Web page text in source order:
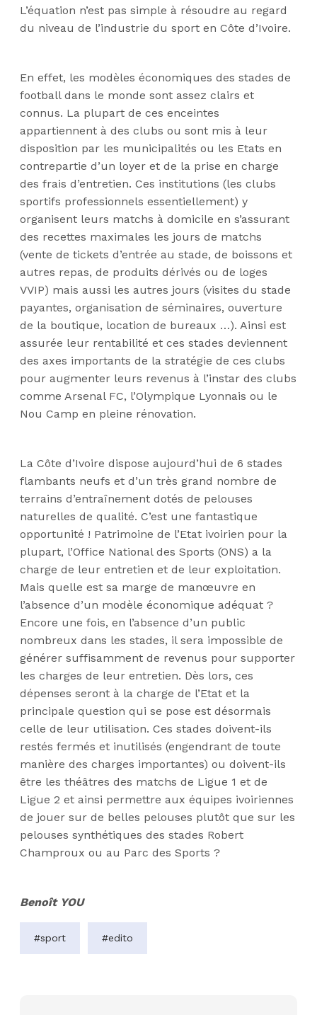
L’équation n’est pas simple à résoudre au regard
du niveau de l’industrie du sport en Côte d’Ivoire.
En effet, les modèles économiques des stades de
football dans le monde sont assez clairs et
connus. La plupart de ces enceintes
appartiennent à des clubs ou sont mis à leur
disposition par les municipalités ou les Etats en
contrepartie d’un loyer et de la prise en charge
des frais d’entretien. Ces institutions (les clubs
sportifs professionnels essentiellement) y
organisent leurs matchs à domicile en s’assurant
des recettes maximales les jours de matchs
(vente de tickets d’entrée au stade, de boissons et
autres repas, de produits dérivés ou de loges
VVIP) mais aussi les autres jours (visites du stade
payantes, organisation de séminaires, ouverture
de la boutique, location de bureaux …). Ainsi est
assurée leur rentabilité et ces stades deviennent
des axes importants de la stratégie de ces clubs
pour augmenter leurs revenus à l’instar des clubs
comme Arsenal FC, l’Olympique Lyonnais ou le
Nou Camp en pleine rénovation.
La Côte d’Ivoire dispose aujourd’hui de 6 stades
flambants neufs et d’un très grand nombre de
terrains d’entraînement dotés de pelouses
naturelles de qualité. C’est une fantastique
opportunité ! Patrimoine de l’Etat ivoirien pour la
plupart, l’Office National des Sports (ONS) a la
charge de leur entretien et de leur exploitation.
Mais quelle est sa marge de manœuvre en
l’absence d’un modèle économique adéquat ?
Encore une fois, en l’absence d’un public
nombreux dans les stades, il sera impossible de
générer suffisamment de revenus pour supporter
les charges de leur entretien. Dès lors, ces
dépenses seront à la charge de l’Etat et la
principale question qui se pose est désormais
celle de leur utilisation. Ces stades doivent-ils
restés fermés et inutilisés (engendrant de toute
manière des charges importantes) ou doivent-ils
être les théâtres des matchs de Ligue 1 et de
Ligue 2 et ainsi permettre aux équipes ivoiriennes
de jouer sur de belles pelouses plutôt que sur les
pelouses synthétiques des stades Robert
Champroux ou au Parc des Sports ?
Benoît YOU
#sport #edito